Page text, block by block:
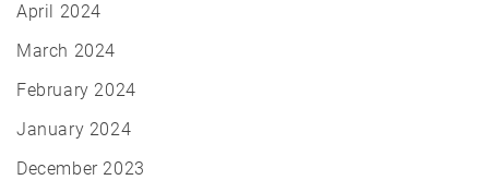
April 2024
March 2024
February 2024
January 2024
December 2023